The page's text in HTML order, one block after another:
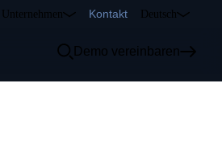
Unternehmen Kontakt Deutsch
Demo vereinbaren